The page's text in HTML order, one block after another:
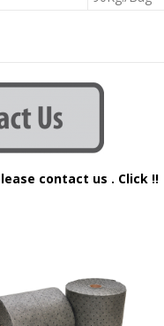
contact us . Click !!